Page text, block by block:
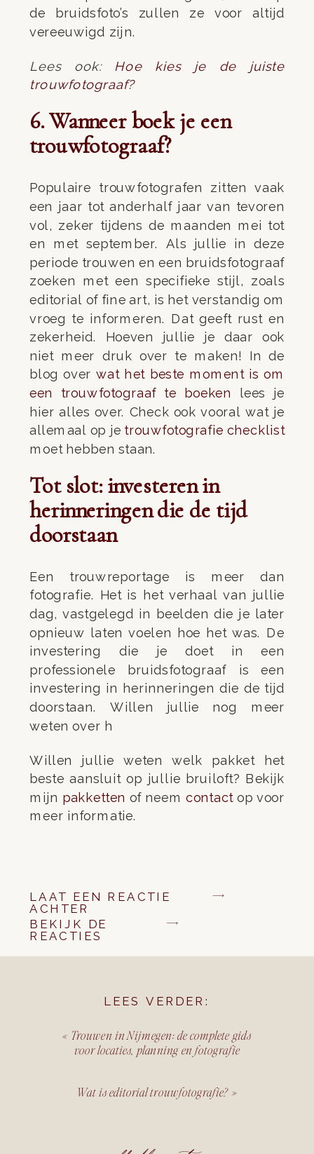
BEKIJK DE
REACTIES
LAAT EEN REACTIE
ACHTER
de bruidsfoto’s zullen ze voor altijd
vereeuwigd zijn.
Lees ook: Hoe kies je de juiste
trouwfotograaf?
6. Wanneer boek je een
trouwfotograaf?
Populaire trouwfotografen zitten vaak
een jaar tot anderhalf jaar van tevoren
vol, zeker tijdens de maanden mei tot
en met september. Als jullie in deze
periode trouwen en een bruidsfotograaf
zoeken met een specifieke stijl, zoals
editorial of fine art, is het verstandig om
vroeg te informeren. Dat geeft rust en
zekerheid. Hoeven jullie je daar ook
niet meer druk over te maken! In de
blog overwat het beste moment is om
een trouwfotograaf te boeken lees je
hier alles over. Check ook vooral wat je
allemaal op je trouwfotografie checklist
moet hebben staan.
Tot slot: investeren in
herinneringen die de tijd
doorstaan
Een trouwreportage is meer dan
fotografie. Het is het verhaal van jullie
dag, vastgelegd in beelden die je later
opnieuw laten voelen hoe het was. De
investering die je doet in een
professionele bruidsfotograaf is een
investering in herinneringen die de tijd
doorstaan. Willen jullie nog meer
weten over h
Willen jullie weten welk pakket het
beste aansluit op jullie bruiloft? Bekijk
mijn pakketten of neem contactop voor
meer informatie.
Wat is editorial trouwfotografie?»
« Trouwen in Nijmegen: de complete gids
voor locaties, planning en fotografie
LEES VERDER: